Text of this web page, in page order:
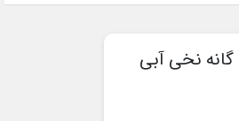
گانه نخی آبی